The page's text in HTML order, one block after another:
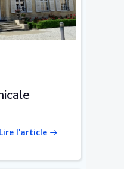
Lire l'article